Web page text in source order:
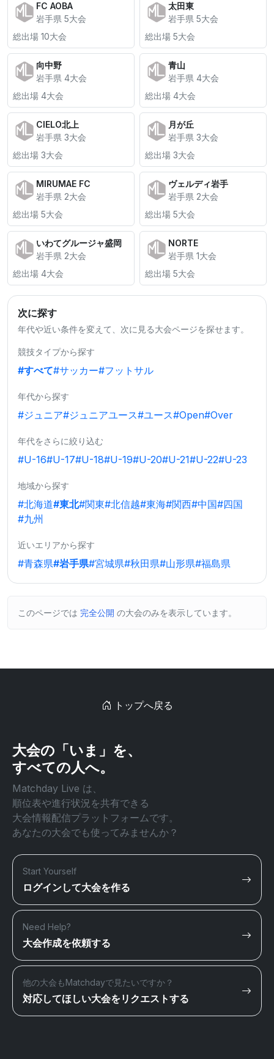
FC AOBA
岩手県 5大会
総出場 10大会
太田東
岩手県 5大会
総出場 5大会
向中野
岩手県 4大会
総出場 4大会
青山
岩手県 4大会
総出場 4大会
CIELO北上
岩手県 3大会
総出場 3大会
月が丘
岩手県 3大会
総出場 3大会
MIRUMAE FC
岩手県 2大会
総出場 5大会
ヴェルディ岩手
岩手県 2大会
総出場 5大会
いわてグルージャ盛岡
岩手県 2大会
総出場 4大会
NORTE
岩手県 1大会
総出場 5大会
次に探す
年代や近い条件を変えて、次に見る大会ページを探せます。
競技タイプから探す
#すべて#サッカー#フットサル
年代から探す
#ジュニア#ジュニアユース#ユース#Open#Over
年代をさらに絞り込む
#U-16#U-17#U-18#U-19#U-20#U-21#U-22#U-23
地域から探す
#北海道#東北#関東#北信越#東海#関西#中国#四国
#九州
近いエリアから探す
#青森県#岩手県#宮城県#秋田県#山形県#福島県
このページでは 完全公開 の大会のみを表示しています。
トップへ戻る
大会の「いま」を、
すべての人へ。
Matchday Live は、
順位表や進行状況を共有できる
大会情報配信プラットフォームです。
あなたの大会でも使ってみませんか？
Start Yourself
ログインして大会を作る
Need Help?
大会作成を依頼する
他の大会もMatchdayで見たいですか？
対応してほしい大会をリクエストする